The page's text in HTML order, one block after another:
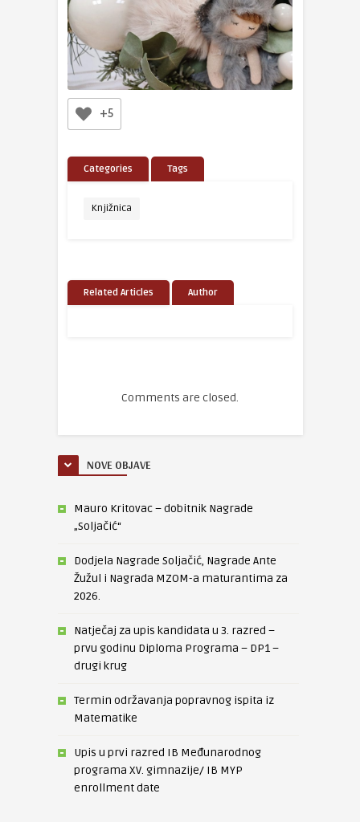
+5
Categories Tags
Knjižnica
Related Articles Author
Comments are closed.
NOVE OBJAVE
Mauro Kritovac – dobitnik Nagrade
„Soljačić“
Dodjela Nagrade Soljačić, Nagrade Ante
Žužul i Nagrada MZOM-a maturantima za
2026.
Natječaj za upis kandidata u 3. razred –
prvu godinu Diploma Programa – DP1 –
drugi krug
Termin održavanja popravnog ispita iz
Matematike
Upis u prvi razred IB Međunarodnog
programa XV. gimnazije/ IB MYP
enrollment date